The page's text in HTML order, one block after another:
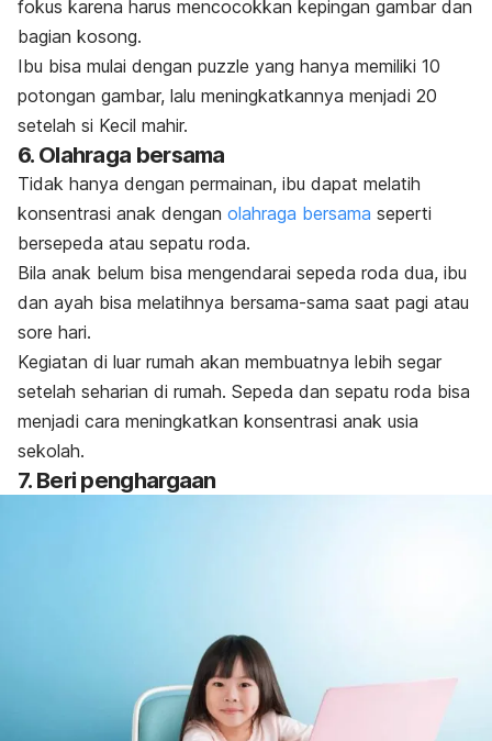
fokus karena harus mencocokkan kepingan gambar dan
bagian kosong.
Ibu bisa mulai dengan puzzle yang hanya memiliki 10
potongan gambar, lalu meningkatkannya menjadi 20
setelah si Kecil mahir.
6. Olahraga bersama
Tidak hanya dengan permainan, ibu dapat melatih
konsentrasi anak dengan olahraga bersama seperti
bersepeda atau sepatu roda.
Bila anak belum bisa mengendarai sepeda roda dua, ibu
dan ayah bisa melatihnya bersama-sama saat pagi atau
sore hari.
Kegiatan di luar rumah akan membuatnya lebih segar
setelah seharian di rumah. Sepeda dan sepatu roda bisa
menjadi cara meningkatkan konsentrasi anak usia
sekolah.
7. Beri penghargaan